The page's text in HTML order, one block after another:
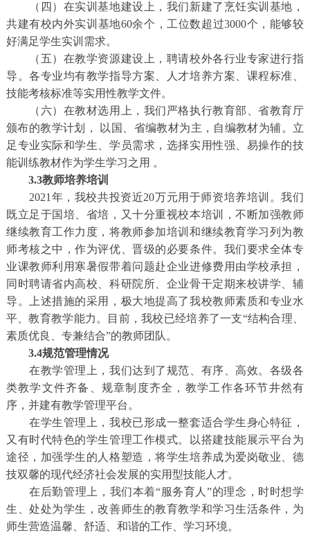
（四）在实训基地建设上，我们新建了烹饪实训基地，
共建有校内外实训基地60余个，工位数超过3000个，能够较
好满足学生实训需求。
（五）在教学资源建设上，聘请校外各行业专家进行指
导。各专业均有教学指导方案、人才培养方案、课程标准、
技能考核标准等实用性教学文件。
（六）在教材选用上，我们严格执行教育部、省教育厅
颁布的教学计划， 以国、省编教材为主，自编教材为辅。立
足专业实际和学生、学员需求，选择实用性强、易操作的技
能训练教材作为学生学习之用 。
3.3教师培养培训
2021年，我校共投资近20万元用于师资培养培训。我们
既立足于国培、省培，又十分重视校本培训，不断加强教师
继续教育工作力度，将教师参加培训和继续教育学习列为教
师考核之中，作为评优、晋级的必要条件。我们要求全体专
业课教师利用寒暑假带着问题赴企业进修费用由学校承担，
同时聘请省内高校、科研院所、企业骨干定期来校讲学、辅
导。上述措施的采用，极大地提高了我校教师素质和专业水
平、教育教学能力。目前，我校已经培养了一支“结构合理、
素质优良、专兼结合”的教师团队。
3.4规范管理情况
在教学管理上，我们达到了规范、有序、高效。各级各
类教学文件齐备、规章制度齐全，教学工作各环节井然有
序，并建有教学管理平台。
在学生管理上，我校已形成一整套适合学生身心特征，
又有时代特色的学生管理工作模式。以搭建技能展示平台为
途径，加强学生的人格塑造，将学生培养成为爱岗敬业、德
技双馨的现代经济社会发展的实用型技能人才。
在后勤管理上，我们本着“服务育人”的理念，时时想学
生、处处为学生，改善师生的教育教学和学习生活条件，为
师生营造温馨、舒适、和谐的工作、学习环境。